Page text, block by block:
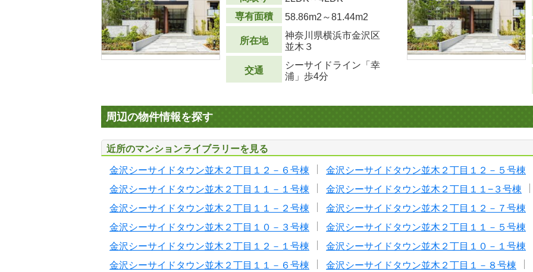
専有面積
58.86m2 ～81.44m2
所在地
神奈川県横浜市金沢区
並木３
交通
シーサイドライン「幸
浦」歩4分
周辺の物件情報を探す
近所のマンションライブラリーを見る
金沢シーサイドタウン並木２丁目１２－６号棟
金沢シーサイドタウン並木２丁目１２－５号棟
金沢シーサイドタウン並木２丁目１１－１号棟
金沢シーサイドタウン並木２丁目１１−３号棟
金沢シーサイドタウン並木２丁目１１－２号棟
金沢シーサイドタウン並木２丁目１２－７号棟
金沢シーサイドタウン並木２丁目１０－３号棟
金沢シーサイドタウン並木２丁目１１－５号棟
金沢シーサイドタウン並木２丁目１２－１号棟
金沢シーサイドタウン並木２丁目１０－１号棟
金沢シーサイドタウン並木２丁目１１－６号棟
金沢シーサイドタウン並木２丁目１－８号棟